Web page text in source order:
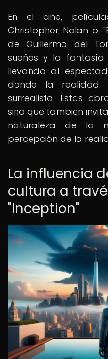
En el cine,
Christopher Nolan o
de Guillermo del
sueños y la
llevando al
donde la realidad
surrealista. Estas
sino que también
naturaleza de la
percepción de la
La influencia
cultura a
"Inception"